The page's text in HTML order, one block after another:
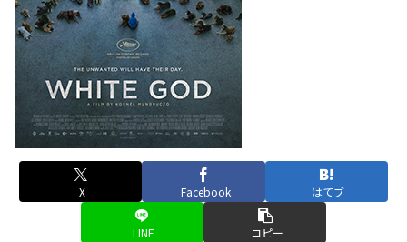
X Facebook はてブ
LINE コピー